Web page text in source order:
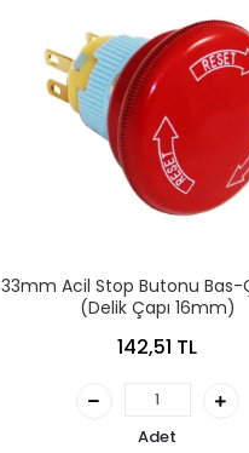
33mm Acil Stop Butonu Bas-
(Delik Çapı 16mm)
142,51 TL
Adet